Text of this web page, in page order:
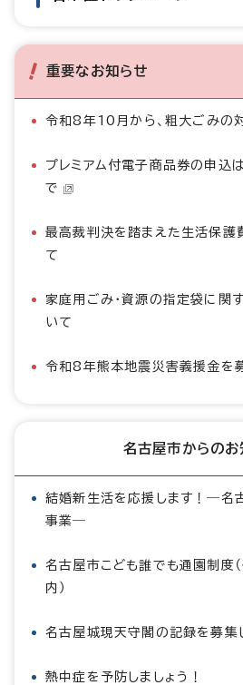
重要なお知らせ
令和8年10月から、粗大ごみの
プレミアム付電子商品券の申込
で
最高裁判決を踏まえた生活保護
て
家庭用ごみ・資源の指定袋に関
いて
令和8年熊本地震災害義援金を
名古屋市からのお
結婚新生活を応援します！―名
事業―
名古屋市こども誰でも通園制度
内）
名古屋城現天守閣の記録を募集
熱中症を予防しましょう！